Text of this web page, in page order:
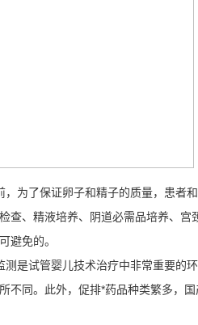
为了保证卵子和精子的质量，患者
查、精液培养、阴道必需品培养、宫
避免的。
是试管婴儿技术治疗中非常重要的
不同。此外，促排*药品种类繁多，